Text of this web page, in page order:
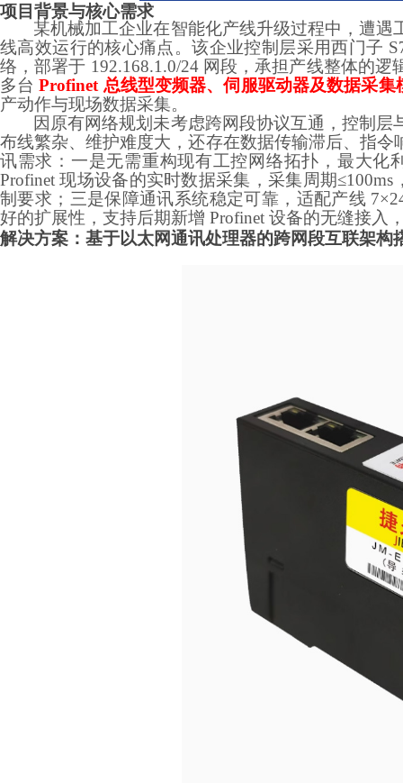
项目背景与核心需求
某机械加工企业在智能化产线升级过程中，遭遇
线高效运行的核心痛点。该企业控制层采用西门子
络，部署于 192.168.1.0/24 网段，承担产线整体的
多台 Profinet 总线型变频器、伺服驱动器及数据采集
产动作与现场数据采集。
因原有网络规划未考虑跨网段协议互通，控制
布线繁杂、维护难度大，还存在数据传输滞后、指
讯需求：一是无需重构现有工控网络拓扑，最大化
Profinet 现场设备的实时数据采集，采集周期
制要求；三是保障通讯系统稳定可靠，适配产线
好的扩展性，支持后期新增 Profinet 设备的无缝接入
解决方案：基于以太网通讯处理器的跨网段互联架构